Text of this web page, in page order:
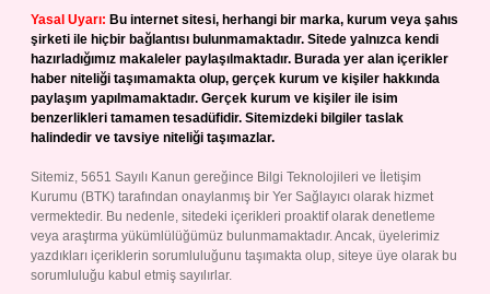
Yasal Uyarı: Bu internet sitesi, herhangi bir marka, kurum veya şahıs
şirketi ile hiçbir bağlantısı bulunmamaktadır. Sitede yalnızca kendi
hazırladığımız makaleler paylaşılmaktadır. Burada yer alan içerikler
haber niteliği taşımamakta olup, gerçek kurum ve kişiler hakkında
paylaşım yapılmamaktadır. Gerçek kurum ve kişiler ile isim
benzerlikleri tamamen tesadüfidir. Sitemizdeki bilgiler taslak
halindedir ve tavsiye niteliği taşımazlar.
Sitemiz, 5651 Sayılı Kanun gereğince Bilgi Teknolojileri ve İletişim
Kurumu (BTK) tarafından onaylanmış bir Yer Sağlayıcı olarak hizmet
vermektedir. Bu nedenle, sitedeki içerikleri proaktif olarak denetleme
veya araştırma yükümlülüğümüz bulunmamaktadır. Ancak, üyelerimiz
yazdıkları içeriklerin sorumluluğunu taşımakta olup, siteye üye olarak bu
sorumluluğu kabul etmiş sayılırlar.